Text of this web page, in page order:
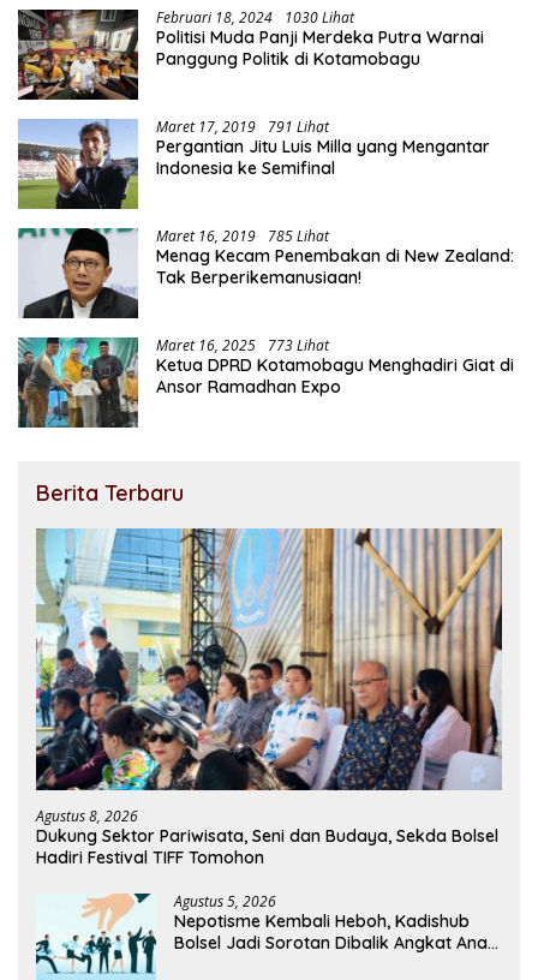
Februari 18, 2024 1030 Lihat
Politisi Muda Panji Merdeka Putra Warnai
Panggung Politik di Kotamobagu
Maret 17, 2019 791 Lihat
Pergantian Jitu Luis Milla yang Mengantar
Indonesia ke Semifinal
Maret 16, 2019 785 Lihat
Menag Kecam Penembakan di New Zealand:
Tak Berperikemanusiaan!
Maret 16, 2025 773 Lihat
Ketua DPRD Kotamobagu Menghadiri Giat di
Ansor Ramadhan Expo
Berita Terbaru
Agustus 8, 2026
Dukung Sektor Pariwisata, Seni dan Budaya, Sekda Bolsel
Hadiri Festival TIFF Tomohon
Agustus 5, 2026
Nepotisme Kembali Heboh, Kadishub
Bolsel Jadi Sorotan Dibalik Angkat Anak